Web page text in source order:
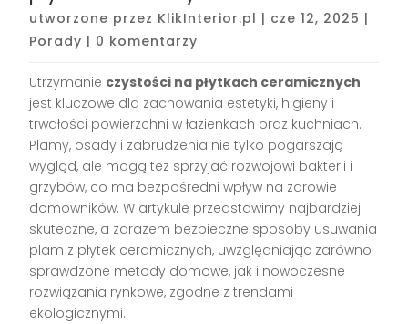
utworzone przez KlikInterior.pl | cze 12, 2025 |
Porady | 0 komentarzy
Utrzymanie czystości na płytkach ceramicznych
jest kluczowe dla zachowania estetyki, higieny i
trwałości powierzchni w łazienkach oraz kuchniach.
Plamy, osady i zabrudzenia nie tylko pogarszają
wygląd, ale mogą też sprzyjać rozwojowi bakterii i
grzybów, co ma bezpośredni wpływ na zdrowie
domowników. W artykule przedstawimy najbardziej
skuteczne, a zarazem bezpieczne sposoby usuwania
plam z płytek ceramicznych, uwzględniając zarówno
sprawdzone metody domowe, jak i nowoczesne
rozwiązania rynkowe, zgodne z trendami
ekologicznymi.